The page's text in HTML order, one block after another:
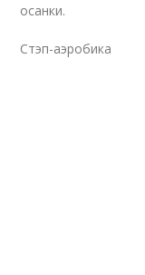
осанки.
Стэп-аэробика